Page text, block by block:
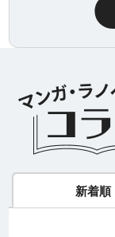
新着順